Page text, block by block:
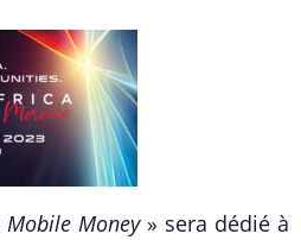
Mobile Money» sera dédié à